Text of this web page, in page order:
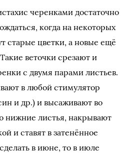
черенками достаточно
когда на некоторых
старые цветки, а новые ещё
веточки срезают и
с двумя парами листьев.
в любой стимулятор
и др.) и высаживают во
нижние листья, накрывают
и ставят в затенённое
в июне, то в июле